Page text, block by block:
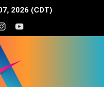
2026 (CDT)